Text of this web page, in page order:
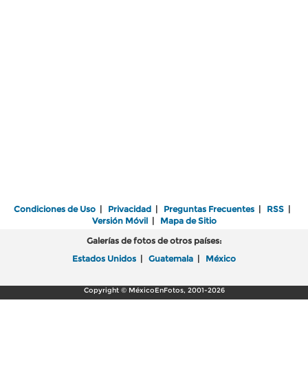
Condiciones de Uso | Privacidad | Preguntas Frecuentes | RSS |
Versión Móvil| Mapa de Sitio
Galerías de fotos de otros países:
Estados Unidos | Guatemala | México
Copyright © MéxicoEnFotos, 2001-2026